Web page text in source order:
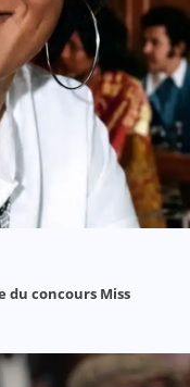
du concours Miss